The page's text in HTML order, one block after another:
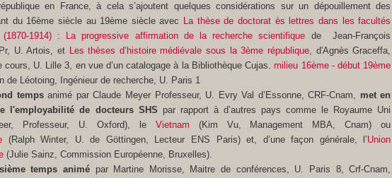
en France, à cela s’ajoutent quelques considérations sur un dépouillement des
du 16ème siècle au 19ème siècle avec La thèse de doctorat ès lettres dans les facultés
(1870-1914) : La progressive affirmation de la recherche scientifique de Jean-François
U. Artois, et Les thèses d’histoire médiévale sous la 3ème république, d'Agnès Graceffa,
cours, U. Lille 3, en vue d’un catalogage à la Bibliothèque Cujas. milieu 16ème - début 19ème
de Léotoing, Ingénieur de recherche, U. Paris 1
tempsanimé par Claude Meyer Professeur, U. Evry Val d’Essonne, CRF-Cnam, met en
l'employabilité de docteurs SHS par rapport à d’autres pays comme le Royaume Uni
Professeur, U. Oxford), le Vietnam (Kim Vu, Management MBA, Cnam) ou
(Ralph Winter, U. de Göttingen, Lecteur ENS Paris) et, d’une façon générale, l’Union
(Julie Sainz, Commission Européenne, Bruxelles).
temps animé par Martine Morisse, Maitre de conférences, U. Paris 8, Crf-Cnam,